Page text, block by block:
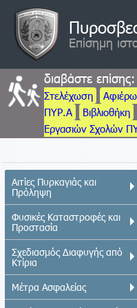
Επίσημη
Αιτίες Πυρκαγιάς και
Πρόληψη
Φυσικές Καταστροφές και
Προστασία
Σχεδιασμός Διαφυγής από
Κτίρια
Μέτρα Ασφαλείας
διαβάστε επίσης:
Στελέχωση
ΠΥΡ.Α
Βιβλιοθήκη
Εργασιών Σχολών